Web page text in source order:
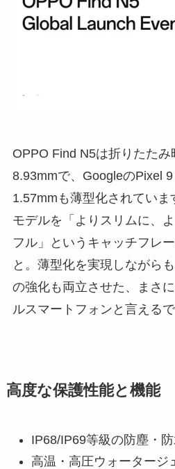
OPPO Find N5は折りたた
8.93mmで、GoogleのPixel
1.57mmも薄型化されてい
モデルを「よりスリムに、
フル」というキャッチフレ
と。薄型化を実現しながら
の強化も両立させた、まさ
ルスマートフォンと言えるで
高度な保護性能と機能
IP68/IP69等級の防塵・
高温・高圧ウォータージ